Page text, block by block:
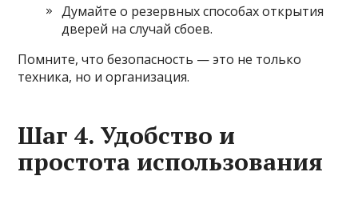
Думайте о резервных способах открытия
дверей на случай сбоев.
Помните, что безопасность — это не только
техника, но и организация.
Шаг 4. Удобство и
простота использования